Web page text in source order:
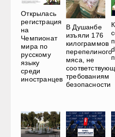
Открылась
регистрация
на
Чемпионат
мира по
русскому
языку
среди
иностранцев
В Душанбе
изъяли 176
килограммов
перепелиного
мяса, не
требованиям
безопасности